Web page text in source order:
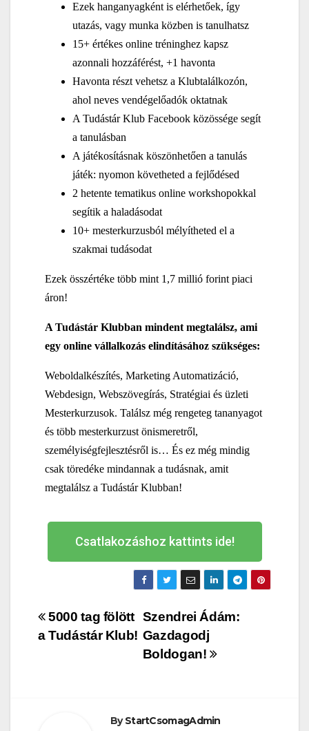
Ezek hanganyagként is elérhetőek, így
utazás, vagy munka közben is tanulhatsz
15+ értékes online tréninghez kapsz
azonnali hozzáférést, +1 havonta
Havonta részt vehetsz a Klubtalálkozón,
ahol neves vendégelőadók oktatnak
A Tudástár Klub Facebook közössége segít
a tanulásban
A játékosításnak köszönhetően a tanulás
játék: nyomon követheted a fejlődésed
2 hetente tematikus online workshopokkal
segítik a haladásodat
10+ mesterkurzusból mélyítheted el a
szakmai tudásodat
Ezek összértéke több mint 1,7 millió forint piaci
áron!
A Tudástár Klubban mindent megtalálsz, ami
egy online vállalkozás elindításához szükséges:
Weboldalkészítés, Marketing Automatizáció,
Webdesign, Webszövegírás, Stratégiai és üzleti
Mesterkurzusok. Találsz még rengeteg tananyagot
és több mesterkurzust önismeretről,
személyiségfejlesztésről is… És ez még mindig
csak töredéke mindannak a tudásnak, amit
megtalálsz a Tudástár Klubban!
Csatlakozáshoz kattints ide!
Szendrei Ádám:
Gazdagodj
Boldogan!
5000 tag fölött
a Tudástár Klub!
ByStartCsomagAdmin